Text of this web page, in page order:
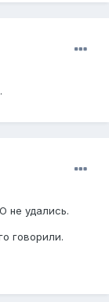
не удались.
говорили.